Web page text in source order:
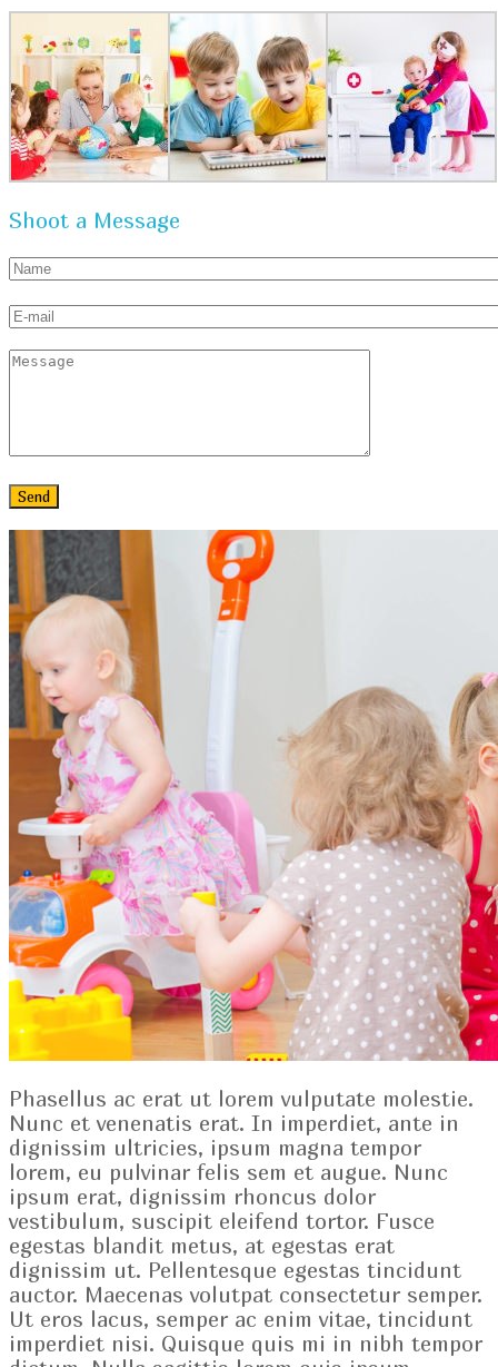
Shoot a Message
Phasellus ac erat ut lorem vulputate molestie.
Nunc et venenatis erat. In imperdiet, ante in
dignissim ultricies, ipsum magna tempor
lorem, eu pulvinar felis sem et augue. Nunc
ipsum erat, dignissim rhoncus dolor
vestibulum, suscipit eleifend tortor. Fusce
egestas blandit metus, at egestas erat
dignissim ut. Pellentesque egestas tincidunt
auctor. Maecenas volutpat consectetur semper.
Ut eros lacus, semper ac enim vitae, tincidunt
imperdiet nisi. Quisque quis mi in nibh tempor